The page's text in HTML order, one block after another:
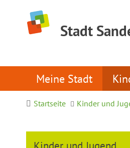
Stadt
Meine Stadt
Startseite Kinder und